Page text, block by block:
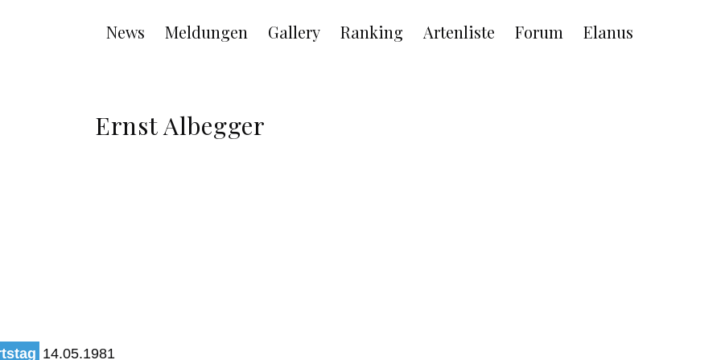
Main
navigation
News Meldungen Gallery Ranking Artenliste Forum Elanus
Ernst Albegger
14.05.1981